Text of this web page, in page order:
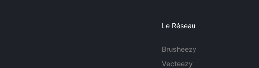
Le Réseau
Brusheezy
Vecteezy